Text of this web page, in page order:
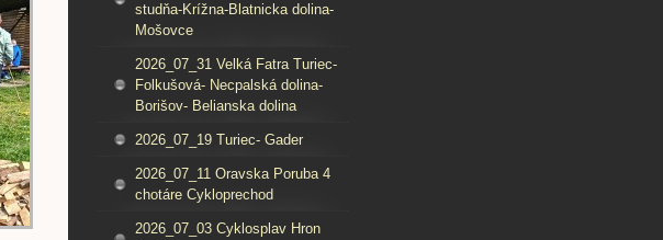
studňa-Krížna-Blatnicka dolina-
Mošovce
2026_07_31 Velká Fatra Turiec-
Folkušová- Necpalská dolina-
Borišov- Belianska dolina
2026_07_19 Turiec- Gader
2026_07_11 Oravska Poruba 4
chotáre Cykloprechod
2026_07_03 Cyklosplav Hron